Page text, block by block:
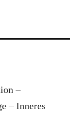
–
– Inneres